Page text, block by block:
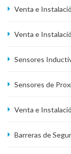
Venta e
Venta e
Sensores
Sensores de
Venta e
Barreras de